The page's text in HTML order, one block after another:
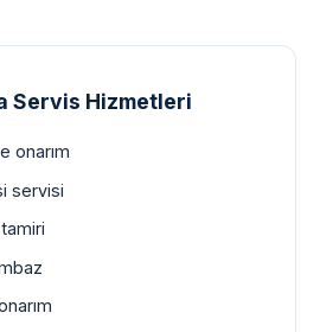
Servis Hizmetleri
onarım
servisi